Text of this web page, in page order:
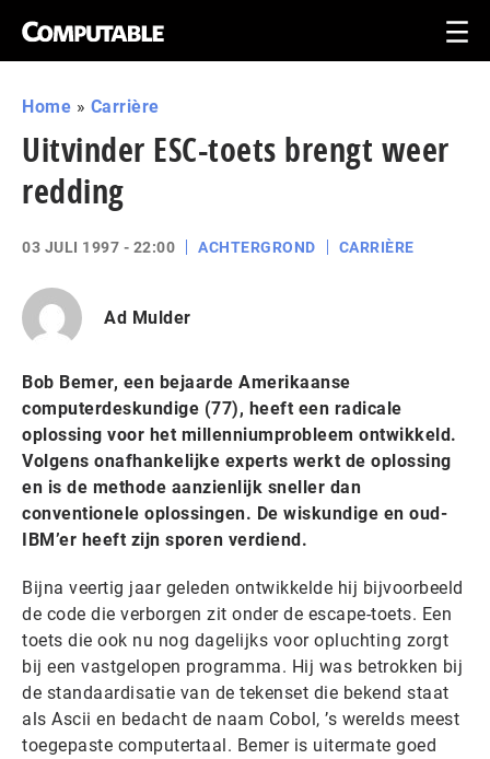
Home » Carrière
Uitvinder ESC-toets brengt weer
redding
03 JULI 1997 - 22:00 ACHTERGROND CARRIÈRE
Ad Mulder
Bob Bemer, een bejaarde Amerikaanse
computerdeskundige (77), heeft een radicale
oplossing voor het millenniumprobleem ontwikkeld.
Volgens onafhankelijke experts werkt de oplossing
en is de methode aanzienlijk sneller dan
conventionele oplossingen. De wiskundige en oud-
IBM’er heeft zijn sporen verdiend.
Bijna veertig jaar geleden ontwikkelde hij bijvoorbeeld
de code die verborgen zit onder de escape-toets. Een
toets die ook nu nog dagelijks voor opluchting zorgt
bij een vastgelopen programma. Hij was betrokken bij
de standaardisatie van de tekenset die bekend staat
als Ascii en bedacht de naam Cobol, ’s werelds meest
toegepaste computertaal. Bemer is uitermate goed